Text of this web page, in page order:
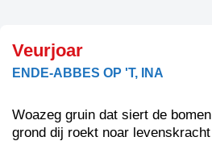
Veurjoar
ENDE-ABBES OP 'T, INA
Woazeg gruin dat siert de bomen
grond dij roekt noar levenskracht